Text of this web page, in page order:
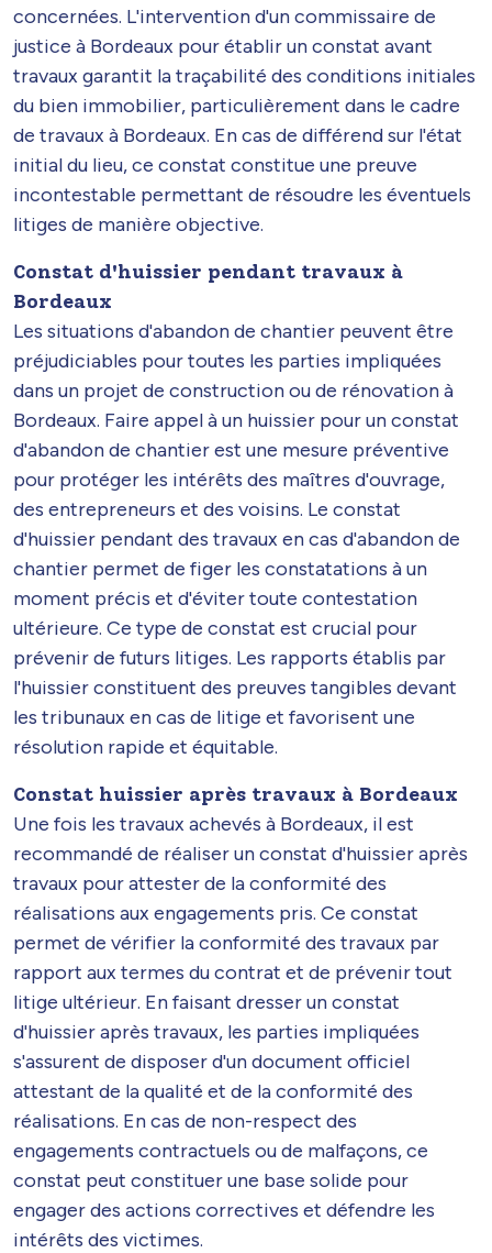
concernées. L'intervention d'un commissaire de
justice à Bordeaux pour établir un constat avant
travaux garantit la traçabilité des conditions initiales
du bien immobilier, particulièrement dans le cadre
de travaux à Bordeaux. En cas de différend sur l'état
initial du lieu, ce constat constitue une preuve
incontestable permettant de résoudre les éventuels
litiges de manière objective.
Constat d'huissier pendant travaux à
Bordeaux
Les situations d'abandon de chantier peuvent être
préjudiciables pour toutes les parties impliquées
dans un projet de construction ou de rénovation à
Bordeaux. Faire appel à un huissier pour un constat
d'abandon de chantier est une mesure préventive
pour protéger les intérêts des maîtres d'ouvrage,
des entrepreneurs et des voisins. Le constat
d'huissier pendant des travaux en cas d'abandon de
chantier permet de figer les constatations à un
moment précis et d'éviter toute contestation
ultérieure. Ce type de constat est crucial pour
prévenir de futurs litiges. Les rapports établis par
l'huissier constituent des preuves tangibles devant
les tribunaux en cas de litige et favorisent une
résolution rapide et équitable.
Constat huissier après travaux à Bordeaux
Une fois les travaux achevés à Bordeaux, il est
recommandé de réaliser un constat d'huissier après
travaux pour attester de la conformité des
réalisations aux engagements pris. Ce constat
permet de vérifier la conformité des travaux par
rapport aux termes du contrat et de prévenir tout
litige ultérieur. En faisant dresser un constat
d'huissier après travaux, les parties impliquées
s'assurent de disposer d'un document officiel
attestant de la qualité et de la conformité des
réalisations. En cas de non-respect des
engagements contractuels ou de malfaçons, ce
constat peut constituer une base solide pour
engager des actions correctives et défendre les
intérêts des victimes.